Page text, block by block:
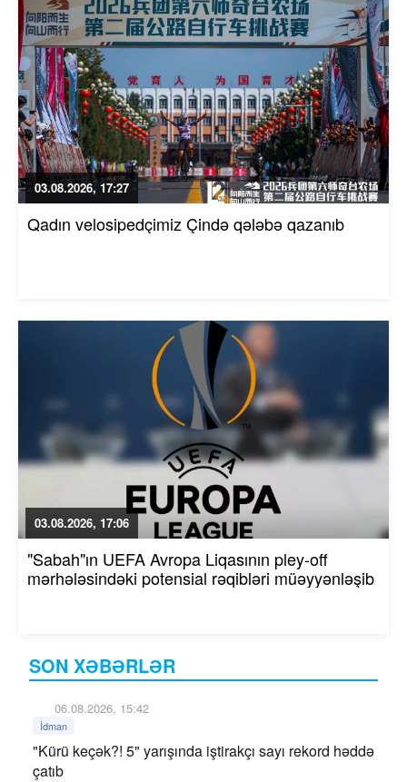
SON XƏBƏRLƏR
06.08.2026, 15:42
İdman
"Kürü keçək?! 5" yarışında iştirakçı sayı rekord həddə
çatıb
03.08.2026, 17:27
Qadın velosipedçimiz Çində qələbə qazanıb
03.08.2026, 17:06
"Sabah"ın UEFA Avropa Liqasının pley-off
mərhələsindəki potensial rəqibləri müəyyənləşib